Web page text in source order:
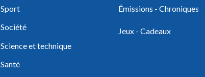
Sport
Société
Science et technique
Santé
Émissions - Chroniques
Jeux - Cadeaux